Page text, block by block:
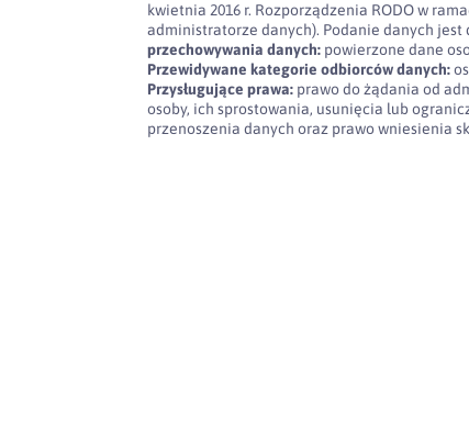
kwietnia 2016 r. Rozporządzenia RODO w
administratorze danych). Podanie danych
przechowywania danych: powierzone dane
Przewidywane kategorie odbiorców danych:
Przysługujące prawa: prawo do żądania od
osoby, ich sprostowania, usunięcia lub
przenoszenia danych oraz prawo wniesienia